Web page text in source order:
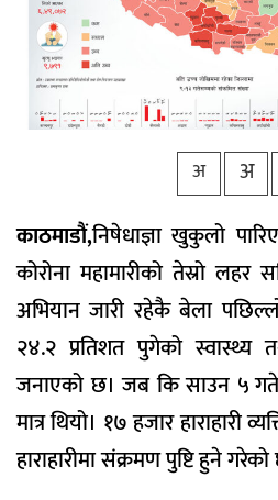
अ अ
काठमाडौं,निषेधाज्ञा खुकुलो
कोरोना महामारीको तेस्रो
अभियान जारी रहेकै बेला
२४.२ प्रतिशत पुगेको स्वास्थ्य
जनाएको छ। जब कि साउन ५
मात्र थियो। १७ हजार हाराहारी
हाराहारीमा संक्रमण पुष्टि हुने